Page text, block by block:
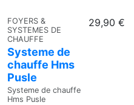
FOYERS &
SYSTEMES DE
CHAUFFE
Systeme de
chauffe Hms
Pusle
Systeme de chauffe
Hms Pusle
29,90 €